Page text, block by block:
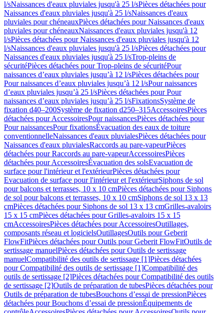
l/sNaissances d'eaux pluviales jusqu'à 25 l/sPièces détachées pour
Naissances d'eaux pluviales jusqu'à 25 l/sNaissances d'eaux
pluviales pour chéneauxPièces détachées pour Naissances d'eaux
pluviales pour chéneauxNaissances d'eaux pluviales jusqu'à 12
l/sPièces détachées pour Naissances d'eaux pluviales jusqu'à 12
l/sNaissances d'eaux pluviales jusqu'à 25 l/sPièces détachées pour
Naissances d'eaux pluviales jusqu'à 25 l/sTrop-pleins de
sécuritéPièces détachées pour Trop-pleins de sécuritéPour
naissances d’eaux pluviales jusqu’à 12 l/sPièces détachées pour
Pour naissances d’eaux pluviales jusqu’à 12 l/sPour naissances
d’eaux pluviales jusqu’à 25 l/sPièces détachées pour Pour
naissances d’eaux pluviales jusqu’à 25 l/sFixationsSystème de
fixation d40–200Système de fixation d250–315AccessoiresPièces
détachées pour AccessoiresPour naissancesPièces détachées pour
Pour naissancesPour fixationsÉvacuation des eaux de toiture
conventionnelleNaissances d'eaux pluvialesPièces détachées pour
Naissances d'eaux pluvialesRaccords au pare-vapeurPièces
détachées pour Raccords au pare-vapeurAccessoiresPièces
détachées pour AccessoiresÉvacuation des solsEvacuation de
surface pour l'intérieur et l'extérieurPièces détachées pour
Evacuation de surface pour l'intérieur et l'extérieurSiphons de sol
pour balcons et terrasses, 10 x 10 cmPièces détachées pour Siphons
de sol pour balcons et terrasses, 10 x 10 cmSiphons de sol 13 x 13
cmPièces détachées pour Siphons de sol 13 x 13 cmGrilles-avaloirs
15 x 15 cmPièces détachées pour Grilles-avaloirs 15 x 15
cmAccessoiresPièces détachées pour AccessoiresOutillages,
composants réseau et logicielsOutillagesOutils pour Geberit
FlowFitPièces détachées pour Outils pour Geberit FlowFitOutils de
sertissage manuelPièces détachées pour Outils de sertissage
manuelCompatibilité des outils de sertissage [1]Pièces détachées
pour Compatibilité des outils de sertissage [1]Compatibilité des
outils de sertissage [2]Pièces détachées pour Compatibilité des outils
de sertissage [2]Outils de préparation de tubesPièces détachées pour
Outils de préparation de tubesBouchons d’essai de pressionPièces
détachées pour Bouchons d’essai de pressionÉquipements de